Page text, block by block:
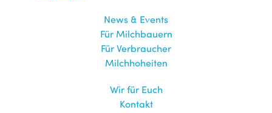
News & Events
Für Milchbauern
Für Verbraucher
Milchhoheiten
Wir für Euch
Kontakt